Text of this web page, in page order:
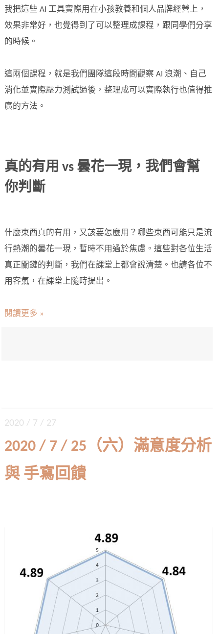
我把這些 AI 工具實際用在小孩教養和個人品牌經營上，
效果非常好，也覺得到了可以整理成課程，跟同學們分享
的時候。
這兩個課程，就是我們團隊這段時間觀察 AI 浪潮、自己
消化並實際壓力測試過後，整理成可以實際執行也值得推
廣的方法。
真的有用 vs 曇花一現，我們會幫
你判斷
什麼東西真的有用，又該要怎麼用？哪些東西可能只是流
行熱潮的曇花一現，暫時不用過於焦慮。這些對各位生活
真正關鍵的判斷，我們在課堂上都會說清楚。也請各位不
用客氣，在課堂上隨時提出。
閱讀更多 »
2020 / 7 / 27
2020 / 7 / 25（六）滿意度分析
與 手寫回饋